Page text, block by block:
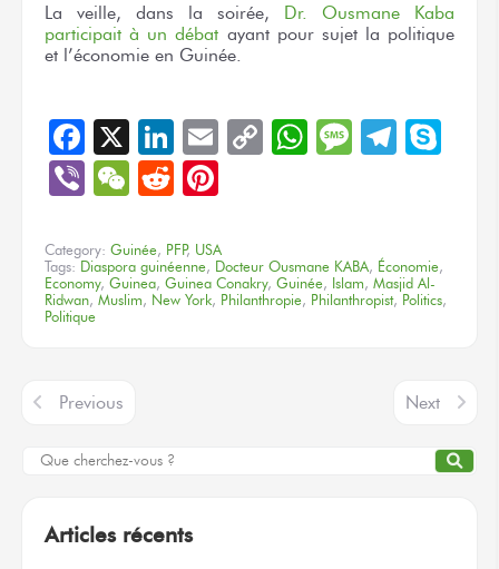
Articles récents
La veille, dans la soirée,
Dr. Ousmane Kaba
participaità un débat ayant pour sujet la politique
et l’économie en Guinée.
Facebook
X LinkedIn
EmailCopyWhatsApp
Message
ViberWeChat
Reddit
Category: Guinée, PFP, USA
Tags: Diaspora guinéenne, Docteur Ousmane KABA, Économie,
Economy, Guinea, Guinea Conakry, Guinée, Islam , Masjid Al-
Ridwan, Muslim , New York, Philanthropie, Philanthropist, Politics,
Politique
Previous Next